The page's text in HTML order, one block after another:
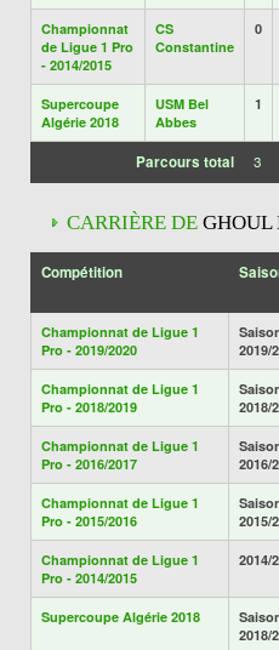
Championnat
de Ligue 1 Pro
- 2014/2015
CS
Constantine
0
Supercoupe
Algérie 2018
USM Bel
Abbes
1
Parcours total 3
CARRIÈRE DE GHOUL
Compétition
Championnat de Ligue 1
Pro - 2019/2020
2019/
Championnat de Ligue 1
Pro - 2018/2019
2018/
Championnat de Ligue 1
Pro - 2016/2017
2016/
Championnat de Ligue 1
Pro - 2015/2016
2015/
Championnat de Ligue 1
Pro - 2014/2015
2014/
Supercoupe Algérie 2018
2018/